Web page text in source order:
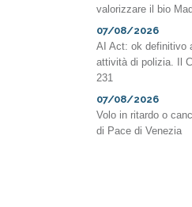
valorizzare il bio
07/08/2026
AI Act: ok definitivo
attività di polizia. Il
231
07/08/2026
Volo in ritardo o
di Pace di Venezia